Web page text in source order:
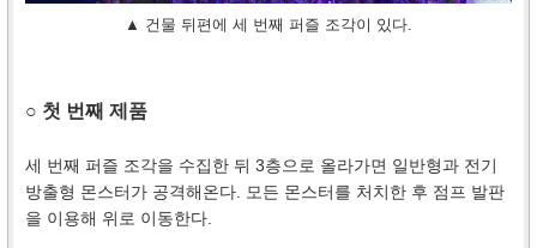
▲ 건물 뒤편에 세 번째 퍼즐 조각이 있다.
○ 첫 번째 제품
세 번째 퍼즐 조각을 수집한 뒤 3층으로 올라가면 일반형과 전기
방출형 몬스터가 공격해온다. 모든 몬스터를 처치한 후 점프 발판
을 이용해 위로 이동한다.